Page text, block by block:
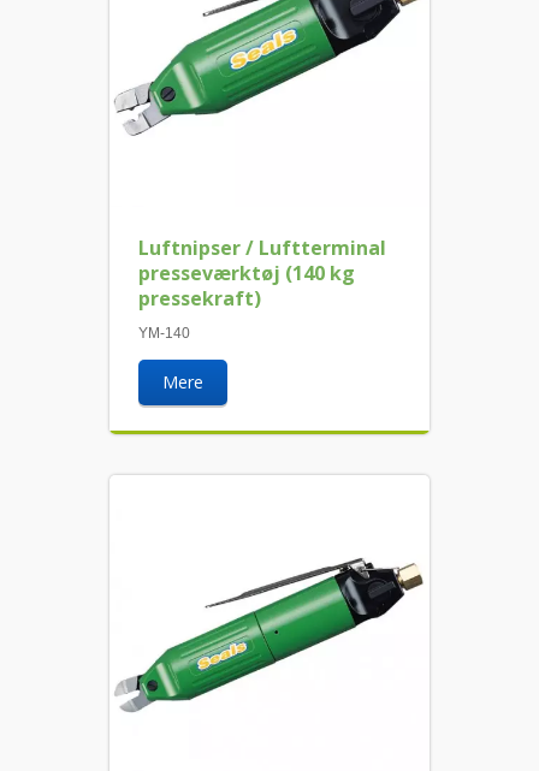
Luftnipser / Luftterminal
presseværktøj (140 kg
pressekraft)
YM-140
Mere